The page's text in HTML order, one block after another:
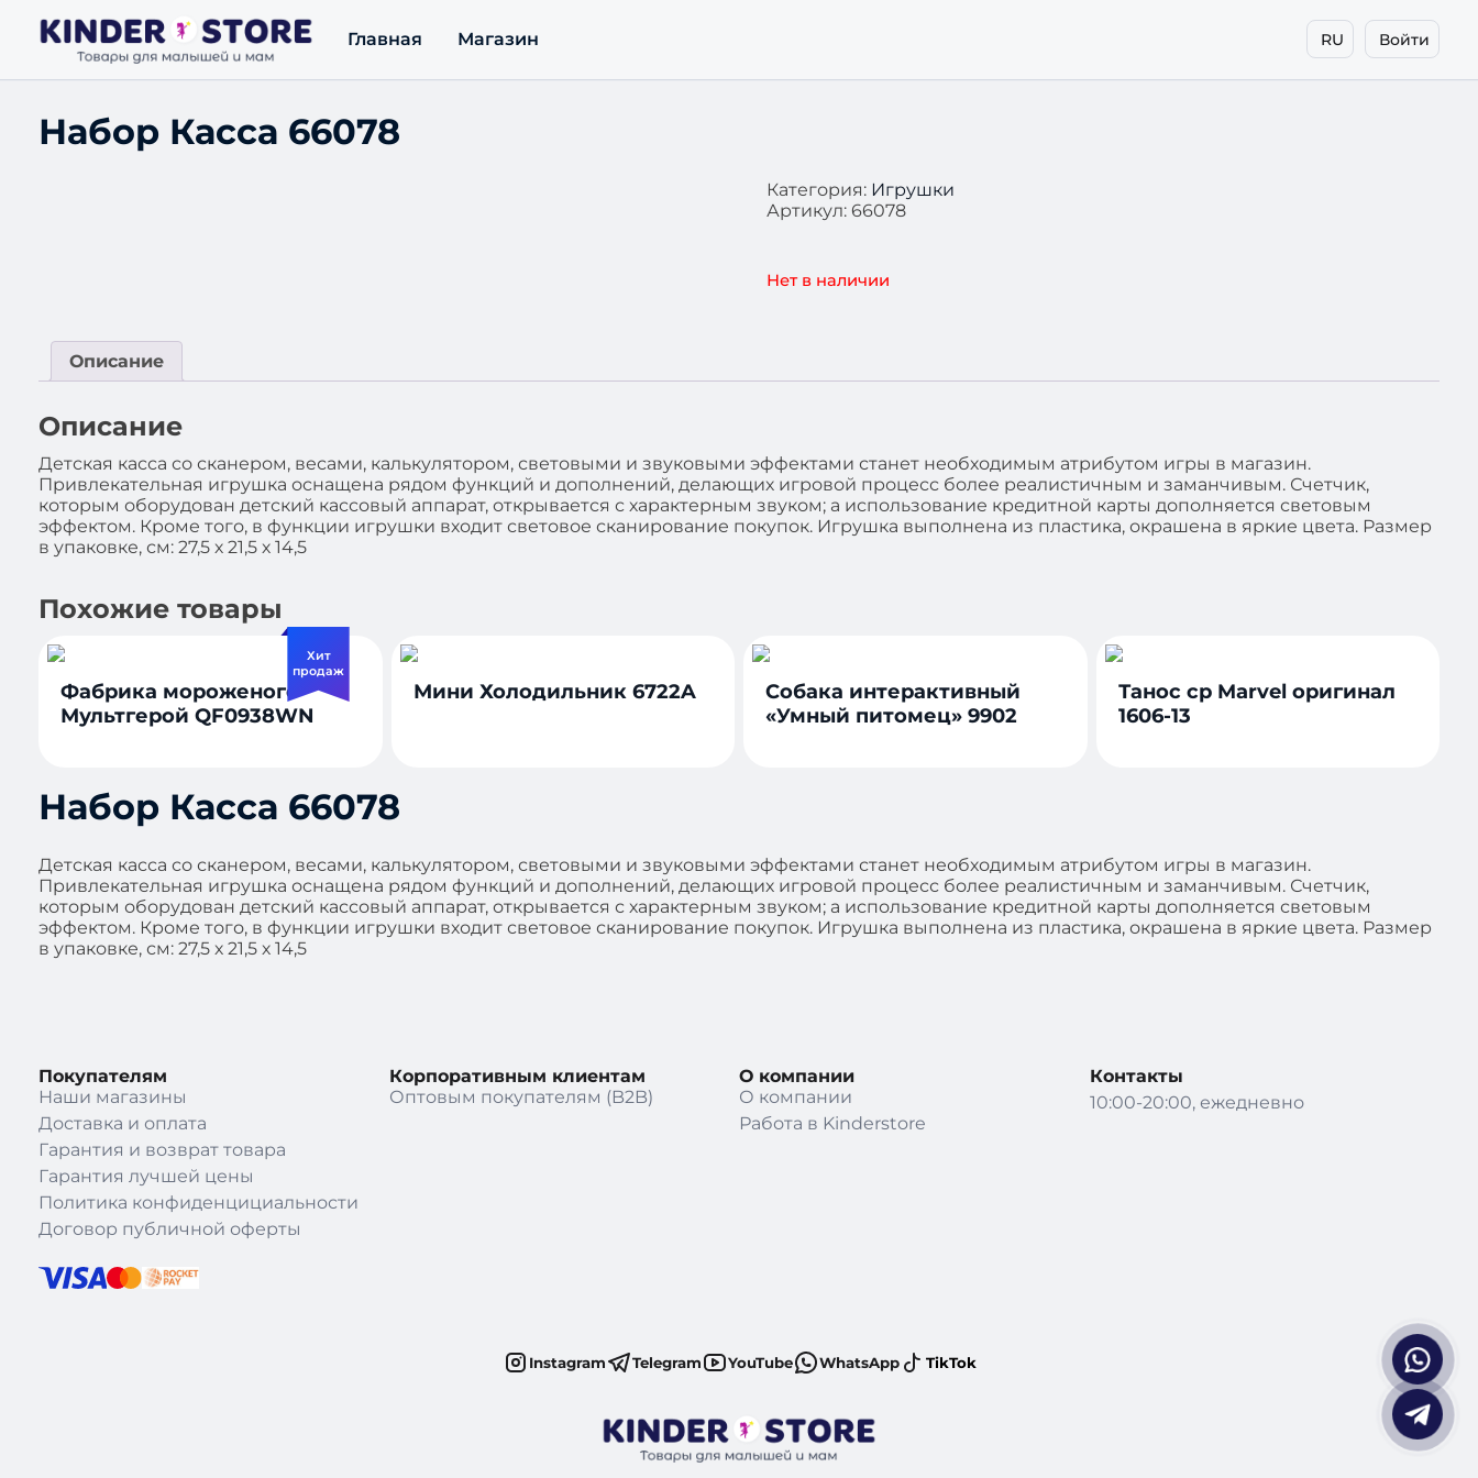
Главная Магазин RU Войти
Набор Касса 66078
Категория: Игрушки
Артикул:66078
Нет в наличии
Описание
Описание
Детская касса со сканером, весами, калькулятором, световыми и звуковыми эффектами станет необходимым атрибутом игры в магазин.
Привлекательная игрушка оснащена рядом функций и дополнений, делающих игровой процесс более реалистичным и заманчивым. Счетчик,
которым оборудован детский кассовый аппарат, открывается с характерным звуком; а использование кредитной карты дополняется световым
эффектом. Кроме того, в функции игрушки входит световое сканирование покупок. Игрушка выполнена из пластика, окрашена в яркие цвета. Размер
в упаковке, см: 27,5 х 21,5 х 14,5
Похожие товары
Хит
продаж
Фабрика мороженого
Мультгерой QF0938WN
Мини Холодильник 6722A
Собака интерактивный
«Умный питомец» 9902
Танос ср Marvel оригинал
1606-13
Набор Касса 66078
Детская касса со сканером, весами, калькулятором, световыми и звуковыми эффектами станет необходимым атрибутом игры в магазин.
Привлекательная игрушка оснащена рядом функций и дополнений, делающих игровой процесс более реалистичным и заманчивым. Счетчик,
которым оборудован детский кассовый аппарат, открывается с характерным звуком; а использование кредитной карты дополняется световым
эффектом. Кроме того, в функции игрушки входит световое сканирование покупок. Игрушка выполнена из пластика, окрашена в яркие цвета. Размер
в упаковке, см: 27,5 х 21,5 х 14,5
Покупателям
Наши магазины
Доставка и оплата
Гарантия и возврат товара
Гарантия лучшей цены
Политика конфиденцициальности
Договор публичной оферты
Корпоративным клиентам
Оптовым покупателям (B2B)
О компании
О компании
Работа в Kinderstore
Контакты
10:00-20:00, ежедневно
Instagram Telegram YouTube WhatsApp TikTok